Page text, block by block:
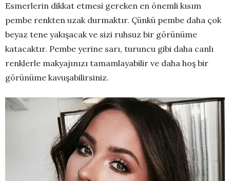
Esmerlerin dikkat etmesi gereken en önemli kısım
pembe renkten uzak durmaktır. Çünkü pembe daha çok
beyaz tene yakışacak ve sizi ruhsuz bir görünüme
katacaktır. Pembe yerine sarı, turuncu gibi daha canlı
renklerle makyajınızı tamamlayabilir ve daha hoş bir
görünüme kavuşabilirsiniz.